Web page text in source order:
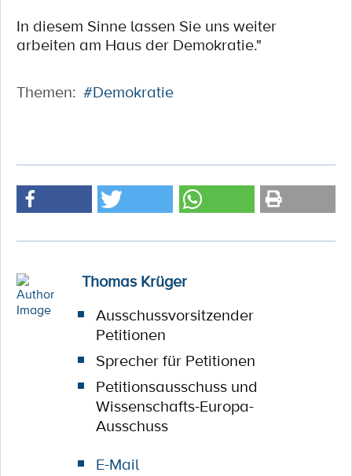
In diesem Sinne lassen Sie uns weiter
arbeiten am Haus der Demokratie."
Themen: #Demokratie
Thomas Krüger
Ausschussvorsitzender
Petitionen
Sprecher für Petitionen
Petitionsausschuss und
Wissenschafts-Europa-
Ausschuss
E-Mail